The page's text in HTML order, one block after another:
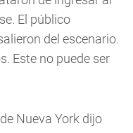
El público
del escenario.
Este no puede ser
Nueva York dijo